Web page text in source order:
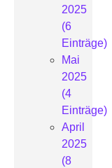
2025
(6
Einträge)
Mai
2025
(4
Einträge)
April
2025
(8